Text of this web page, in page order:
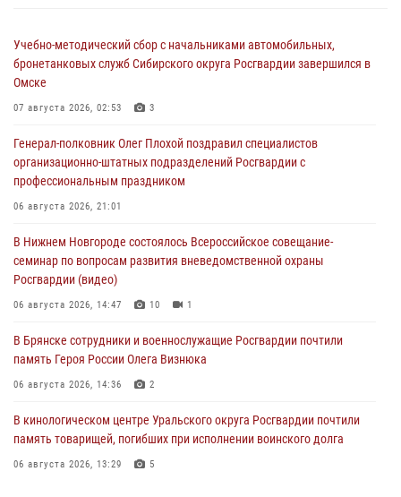
Учебно-методический сбор с начальниками автомобильных,
бронетанковых служб Сибирского округа Росгвардии завершился в
Омске
07 августа 2026, 02:53 3
Генерал-полковник Олег Плохой поздравил специалистов
организационно-штатных подразделений Росгвардии с
профессиональным праздником
06 августа 2026, 21:01
В Нижнем Новгороде состоялось Всероссийское совещание-
семинар по вопросам развития вневедомственной охраны
Росгвардии (видео)
06 августа 2026, 14:47 10 1
В Брянске сотрудники и военнослужащие Росгвардии почтили
память Героя России Олега Визнюка
06 августа 2026, 14:36 2
В кинологическом центре Уральского округа Росгвардии почтили
память товарищей, погибших при исполнении воинского долга
06 августа 2026, 13:29 5